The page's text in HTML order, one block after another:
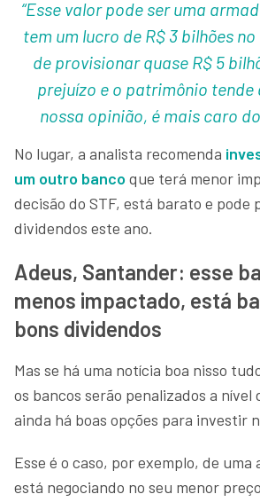
“Esse valor pode ser uma
tem um lucro de R$ 3 bilhões
de provisionar quase R$ 5
prejuízo e o patrimônio tende
nossa opinião, é mais caro
No lugar, a analista recomenda
um outro banco que terá menor
decisão do STF, está barato e pode
dividendos este ano.
Adeus, Santander: esse
menos impactado, está
bons dividendos
Mas se há uma notícia boa nisso
os bancos serão penalizados a nível
ainda há boas opções para investir
Esse é o caso, por exemplo, de uma
está negociando no seu menor